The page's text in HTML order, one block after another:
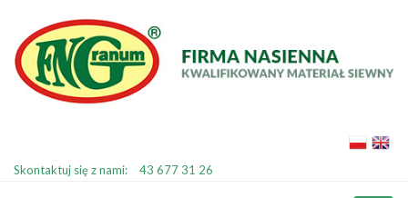
Skontaktuj się z nami: 43 677 31 26